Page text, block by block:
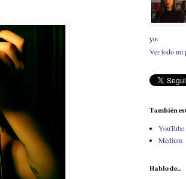
yo.
Ver todo mi
También
YouTube
Medium
Hablo de...